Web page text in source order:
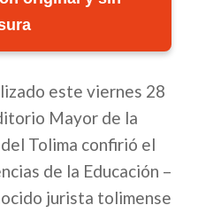
este viernes 28
Mayor de la
Tolima confirió el
de la Educación –
jurista tolimense